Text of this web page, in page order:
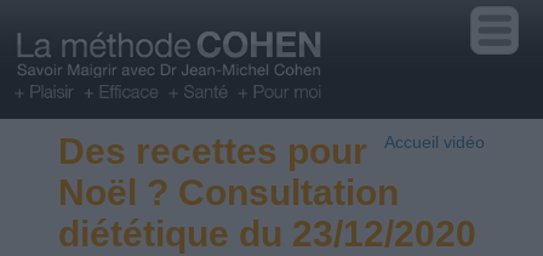
Accueil vidéo
Des recettes pour
Noël ? Consultation
diététique du 23/12/2020